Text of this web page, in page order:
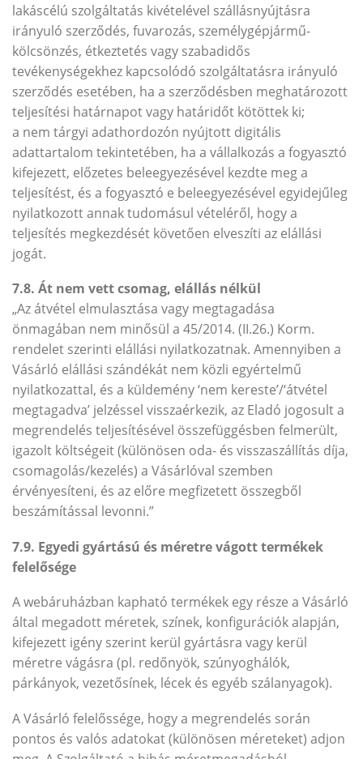
lakáscélú szolgáltatás kivételével szállásnyújtásra
irányuló szerződés, fuvarozás, személygépjármű-
kölcsönzés, étkeztetés vagy szabadidős
tevékenységekhez kapcsolódó szolgáltatásra irányuló
szerződés esetében, ha a szerződésben meghatározott
teljesítési határnapot vagy határidőt kötöttek ki;
a nem tárgyi adathordozón nyújtott digitális
adattartalom tekintetében, ha a vállalkozás a fogyasztó
kifejezett, előzetes beleegyezésével kezdte meg a
teljesítést, és a fogyasztó e beleegyezésével egyidejűleg
nyilatkozott annak tudomásul vételéről, hogy a
teljesítés megkezdését követően elveszíti az elállási
jogát.
7.8. Át nem vett csomag, elállás nélkül
„Az átvétel elmulasztása vagy megtagadása
önmagában nem minősül a 45/2014. (II.26.) Korm.
rendelet szerinti elállási nyilatkozatnak. Amennyiben a
Vásárló elállási szándékát nem közli egyértelmű
nyilatkozattal, és a küldemény ‘nem kereste’/‘átvétel
megtagadva’ jelzéssel visszaérkezik, az Eladó jogosult a
megrendelés teljesítésével összefüggésben felmerült,
igazolt költségeit (különösen oda- és visszaszállítás díja,
csomagolás/kezelés) a Vásárlóval szemben
érvényesíteni, és az előre megfizetett összegből
beszámítással levonni.”
7.9. Egyedi gyártású és méretre vágott termékek
felelősége
A webáruházban kapható termékek egy része a Vásárló
által megadott méretek, színek, konfigurációk alapján,
kifejezett igény szerint kerül gyártásra vagy kerül
méretre vágásra (pl. redőnyök, szúnyoghálók,
párkányok, vezetősínek, lécek és egyéb szálanyagok).
A Vásárló felelőssége, hogy a megrendelés során
pontos és valós adatokat (különösen méreteket) adjon